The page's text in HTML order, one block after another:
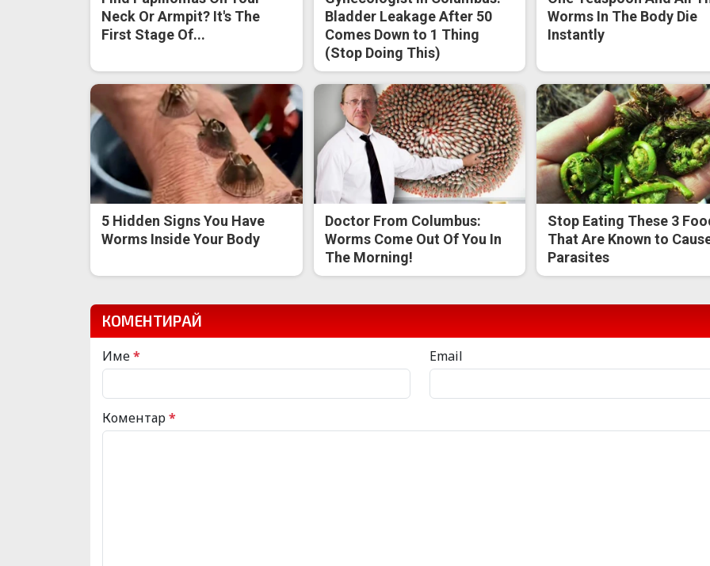
Neck Or Armpit? It's The
First Stage Of...
Bladder Leakage After 50
Comes Down to 1 Thing
(Stop Doing This)
Worms In The Body Die
Instantly
5 Hidden Signs You Have
Worms Inside Your Body
Doctor From Columbus:
Worms Come Out Of You In
The Morning!
Stop Eating These 3
That Are Known to
Parasites
КОМЕНТИРАЙ
Име* Email
Коментар*